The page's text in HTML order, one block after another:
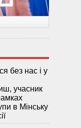
без нас і у
учасник
в Мінську